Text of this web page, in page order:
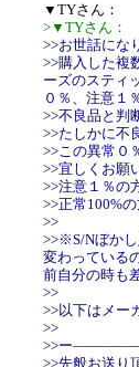
▼TYさん：
>▼TYさん：
>>お世話にな
>>購入した複
ーズのスティ
０％、注意１
>>不良品と判
>>たしかに不
>>この異常０
>>宜しくお願
>>注意１％の
>>正常100%
>>
>>※S/Nぼか
変わっている
前自分の時も
>>
>>以下はメー
>>
>>ー
>>先般お送り